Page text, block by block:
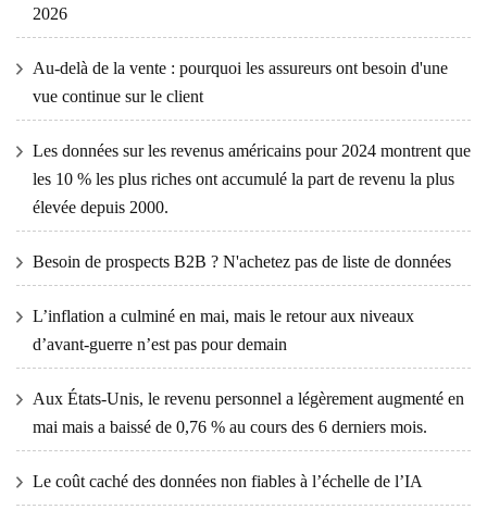
2026
Au-delà de la vente : pourquoi les assureurs ont besoin d'une
vue continue sur le client
Les données sur les revenus américains pour 2024 montrent que
les 10 % les plus riches ont accumulé la part de revenu la plus
élevée depuis 2000.
Besoin de prospects B2B ? N'achetez pas de liste de données
L’inflation a culminé en mai, mais le retour aux niveaux
d’avant-guerre n’est pas pour demain
Aux États-Unis, le revenu personnel a légèrement augmenté en
mai mais a baissé de 0,76 % au cours des 6 derniers mois.
Le coût caché des données non fiables à l’échelle de l’IA